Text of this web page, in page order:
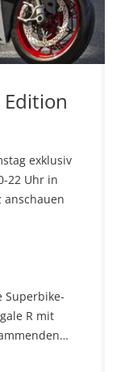
Edition
exklusiv
22 Uhr in
anschauen
Superbike-
R mit